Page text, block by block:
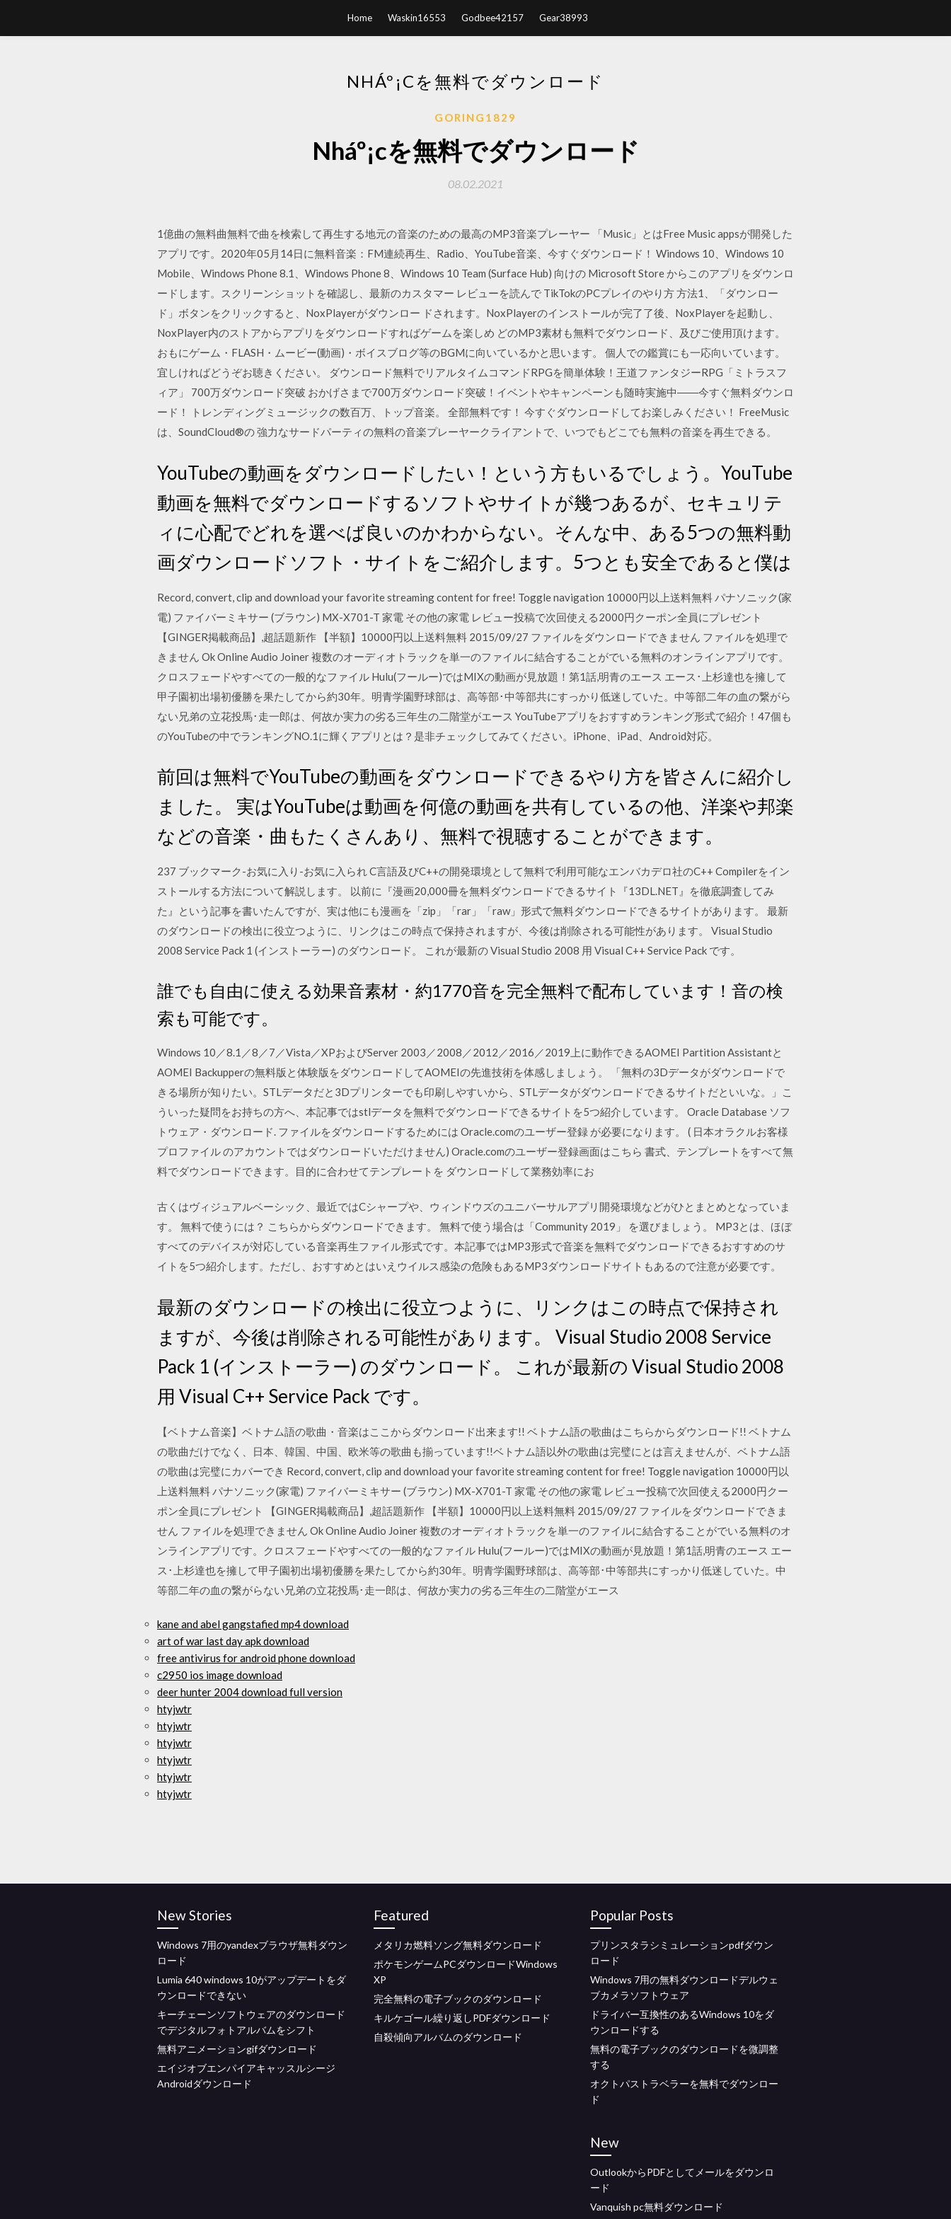
Home Waskin16553 Godbee42157 Gear38993
NHÁº¡Cを無料でダウンロード
GORING1829
Nháº¡cを無料でダウンロード
08.02.2021
1億曲の無料曲無料で曲を検索して再生する地元の音楽のための最高のMP3音楽プレーヤー 「Music」とはFree Music appsが開発した
アプリです。2020年05月14日に無料音楽：FM連続再生、Radio、YouTube音楽、今すぐダウンロード！ Windows 10、Windows 10
Mobile、Windows Phone 8.1、Windows Phone 8、Windows 10 Team (Surface Hub) 向けの Microsoft Store からこのアプリをダウンロ
ードします。スクリーンショットを確認し、最新のカスタマー レビューを読んで TikTokのPCプレイのやり方 方法1、「ダウンロー
ド」ボタンをクリックすると、NoxPlayerがダウンロー ドされます。NoxPlayerのインストールが完了了後、NoxPlayerを起動し、
NoxPlayer内のストアからアプリをダウンロードすればゲームを楽しめ どのMP3素材も無料でダウンロード、及びご使用頂けます。
おもにゲーム・FLASH・ムービー(動画)・ボイスブログ等のBGMに向いているかと思います。 個人での鑑賞にも一応向いています。
宜しければどうぞお聴きください。 ダウンロード無料でリアルタイムコマンドRPGを簡単体験！王道ファンタジーRPG「ミトラスフ
ィア」 700万ダウンロード突破 おかげさまで700万ダウンロード突破！イベントやキャンペーンも随時実施中――今すぐ無料ダウンロ
ード！ トレンディングミュージックの数百万、トップ音楽。 全部無料です！ 今すぐダウンロードしてお楽しみください！ FreeMusic
は、SoundCloud®の 強力なサードパーティの無料の音楽プレーヤークライアントで、いつでもどこでも無料の音楽を再生できる。
YouTubeの動画をダウンロードしたい！という方もいるでしょう。YouTube
動画を無料でダウンロードするソフトやサイトが幾つあるが、セキュリテ
ィに心配でどれを選べば良いのかわからない。そんな中、ある5つの無料動
画ダウンロードソフト・サイトをご紹介します。5つとも安全であると僕は
Record, convert, clip and download your favorite streaming content for free! Toggle navigation 10000円以上送料無料 パナソニック(家
電) ファイバーミキサー (ブラウン) MX-X701-T 家電 その他の家電 レビュー投稿で次回使える2000円クーポン全員にプレゼント
【GINGER掲載商品】,超話題新作 【半額】10000円以上送料無料 2015/09/27 ファイルをダウンロードできません ファイルを処理で
きません Ok Online Audio Joiner 複数のオーディオトラックを単一のファイルに結合することがでいる無料のオンラインアプリです。
クロスフェードやすべての一般的なファイル Hulu(フールー)ではMIXの動画が見放題！第1話,明青のエース エース･上杉達也を擁して
甲子園初出場初優勝を果たしてから約30年。明青学園野球部は、高等部･中等部共にすっかり低迷していた。中等部二年の血の繋がら
ない兄弟の立花投馬･走一郎は、何故か実力の劣る三年生の二階堂がエース YouTubeアプリをおすすめランキング形式で紹介！47個も
のYouTubeの中でランキングNO.1に輝くアプリとは？是非チェックしてみてください。iPhone、iPad、Android対応。
前回は無料でYouTubeの動画をダウンロードできるやり方を皆さんに紹介し
ました。 実はYouTubeは動画を何億の動画を共有しているの他、洋楽や邦楽
などの音楽・曲もたくさんあり、無料で視聴することができます。
237 ブックマーク-お気に入り-お気に入られ C言語及びC++の開発環境として無料で利用可能なエンバカデロ社のC++ Compilerをイン
ストールする方法について解説します。 以前に『漫画20,000冊を無料ダウンロードできるサイト『13DL.NET』を徹底調査してみ
た』という記事を書いたんですが、実は他にも漫画を「zip」「rar」「raw」形式で無料ダウンロードできるサイトがあります。 最新
のダウンロードの検出に役立つように、リンクはこの時点で保持されますが、今後は削除される可能性があります。 Visual Studio
2008 Service Pack 1 (インストーラー) のダウンロード。 これが最新の Visual Studio 2008 用 Visual C++ Service Pack です。
誰でも自由に使える効果音素材・約1770音を完全無料で配布しています！音の検
索も可能です。
Windows 10／8.1／8／7／Vista／XPおよびServer 2003／2008／2012／2016／2019上に動作できるAOMEI Partition Assistantと
AOMEI Backupperの無料版と体験版をダウンロードしてAOMEIの先進技術を体感しましょう。 「無料の3Dデータがダウンロードで
きる場所が知りたい。STLデータだと3Dプリンターでも印刷しやすいから、STLデータがダウンロードできるサイトだといいな。」こ
ういった疑問をお持ちの方へ、本記事ではstlデータを無料でダウンロードできるサイトを5つ紹介しています。 Oracle Database ソフ
トウェア・ダウンロード. ファイルをダウンロードするためには Oracle.comのユーザー登録 が必要になります。 ( 日本オラクルお客様
プロファイル のアカウントではダウンロードいただけません) Oracle.comのユーザー登録画面はこちら 書式、テンプレートをすべて無
料でダウンロードできます。目的に合わせてテンプレートを ダウンロードして業務効率にお
古くはヴィジュアルベーシック、最近ではCシャープや、ウィンドウズのユニバーサルアプリ開発環境などがひとまとめとなっていま
す。 無料で使うには？ こちらからダウンロードできます。 無料で使う場合は「Community 2019」 を選びましょう。 MP3とは、ほぼ
すべてのデバイスが対応している音楽再生ファイル形式です。本記事ではMP3形式で音楽を無料でダウンロードできるおすすめのサ
イトを5つ紹介します。ただし、おすすめとはいえウイルス感染の危険もあるMP3ダウンロードサイトもあるので注意が必要です。
最新のダウンロードの検出に役立つように、リンクはこの時点で保持され
ますが、今後は削除される可能性があります。 Visual Studio 2008 Service
Pack 1 (インストーラー) のダウンロード。 これが最新の Visual Studio 2008
用 Visual C++ Service Pack です。
【ベトナム音楽】ベトナム語の歌曲・音楽はここからダウンロード出来ます!! ベトナム語の歌曲はこちらからダウンロード!! ベトナム
の歌曲だけでなく、日本、韓国、中国、欧米等の歌曲も揃っています!!ベトナム語以外の歌曲は完璧にとは言えませんが、ベトナム語
の歌曲は完璧にカバーでき Record, convert, clip and download your favorite streaming content for free! Toggle navigation 10000円以
上送料無料 パナソニック(家電) ファイバーミキサー (ブラウン) MX-X701-T 家電 その他の家電 レビュー投稿で次回使える2000円クー
ポン全員にプレゼント 【GINGER掲載商品】,超話題新作 【半額】10000円以上送料無料 2015/09/27 ファイルをダウンロードできま
せん ファイルを処理できません Ok Online Audio Joiner 複数のオーディオトラックを単一のファイルに結合することがでいる無料のオ
ンラインアプリです。クロスフェードやすべての一般的なファイル Hulu(フールー)ではMIXの動画が見放題！第1話,明青のエース エー
ス･上杉達也を擁して甲子園初出場初優勝を果たしてから約30年。明青学園野球部は、高等部･中等部共にすっかり低迷していた。中
等部二年の血の繋がらない兄弟の立花投馬･走一郎は、何故か実力の劣る三年生の二階堂がエース
kane and abel gangstafied mp4 download
art of war last day apk download
free antivirus for android phone download
c2950 ios image download
deer hunter 2004 download full version
htyjwtr
htyjwtr
htyjwtr
htyjwtr
htyjwtr
htyjwtr
New Stories
Windows 7用のyandexブラウザ無料ダウン
ロード
Lumia 640 windows 10がアップデートをダ
ウンロードできない
キーチェーンソフトウェアのダウンロード
でデジタルフォトアルバムをシフト
無料アニメーションgifダウンロード
エイジオブエンパイアキャッスルシージ
Androidダウンロード
Featured
メタリカ燃料ソング無料ダウンロード
ポケモンゲームPCダウンロードWindows
XP
完全無料の電子ブックのダウンロード
キルケゴール繰り返しPDFダウンロード
自殺傾向アルバムのダウンロード
Popular Posts
プリンスタラシミュレーションpdfダウン
ロード
Windows 7用の無料ダウンロードデルウェ
ブカメラソフトウェア
ドライバー互換性のあるWindows 10をダ
ウンロードする
無料の電子ブックのダウンロードを微調整
する
オクトパストラベラーを無料でダウンロー
ド
New
OutlookからPDFとしてメールをダウンロ
ード
Vanquish pc無料ダウンロード